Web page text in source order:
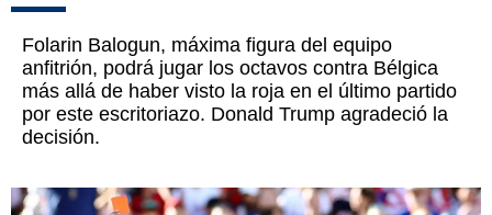
Folarin Balogun, máxima figura del equipo
anfitrión, podrá jugar los octavos contra Bélgica
más allá de haber visto la roja en el último partido
por este escritoriazo. Donald Trump agradeció la
decisión.